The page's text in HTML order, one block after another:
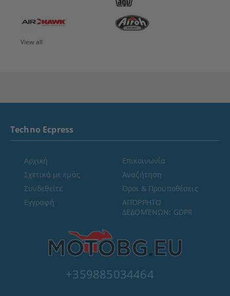
View all
+359885034464
Techno Ecpress
Αρχική
Σχετικά με εμάς
Συνδεθείτε
Εγγραφή
Επικοινωνία
Αναζήτηση
Όροι & Προϋποθέσεις
ΑΠΌΡΡΗΤΟ
ΔΕΔΟΜΈΝΩΝ: GDPR